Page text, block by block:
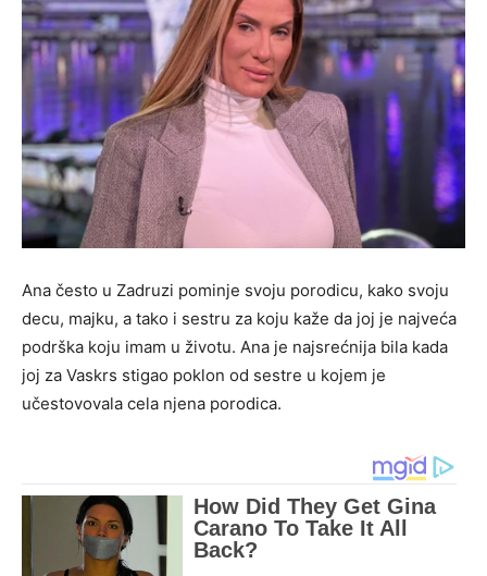
Ana često u Zadruzi pominje svoju porodicu, kako svoju
decu, majku, a tako i sestru za koju kaže da joj je najveća
podrška koju imam u životu. Ana je najsrećnija bila kada
joj za Vaskrs stigao poklon od sestre u kojem je
učestovovala cela njena porodica.